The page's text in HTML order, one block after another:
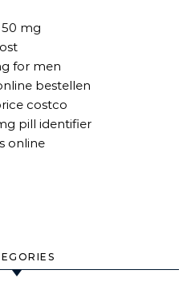
mg
for men
bestellen
costco
pill identifier
online